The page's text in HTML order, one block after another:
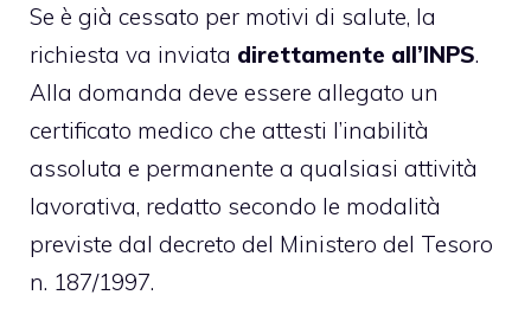
Se è già cessato per motivi di salute, la
richiesta va inviata direttamente all’INPS.
Alla domanda deve essere allegato un
certificato medico che attesti l’inabilità
assoluta e permanente a qualsiasi attività
lavorativa, redatto secondo le modalità
previste dal decreto del Ministero del Tesoro
n. 187/1997.